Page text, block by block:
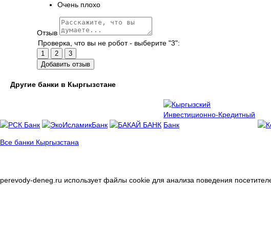
Очень плохо
Отзыв
Проверка, что вы не робот - выберите "3":
1 2
3
Добавить отзыв
Другие банки в Кыргызстане
Все банки Кыргызстана
perevody-deneg.ru использует файлы cookie для анализа поведения